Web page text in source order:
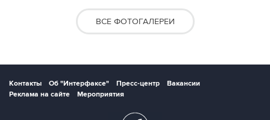
ВСЕ ФОТОГАЛЕРЕИ
Контакты Об "Интерфаксе" Пресс-центр
Вакансии
Реклама на сайте
Мероприятия